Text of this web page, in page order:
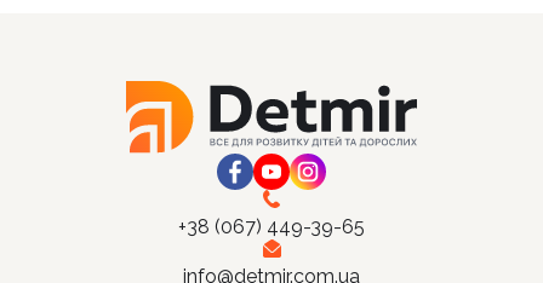
+38 (067) 449-39-65
info@detmir.com.ua